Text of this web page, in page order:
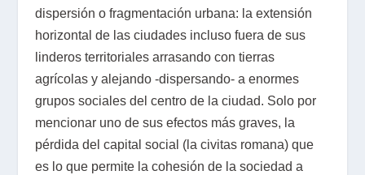
dispersión o fragmentación urbana: la extensión
horizontal de las ciudades incluso fuera de sus
linderos territoriales arrasando con tierras
agrícolas y alejando -dispersando- a enormes
grupos sociales del centro de la ciudad. Solo por
mencionar uno de sus efectos más graves, la
pérdida del capital social (la civitas romana) que
es lo que permite la cohesión de la sociedad a